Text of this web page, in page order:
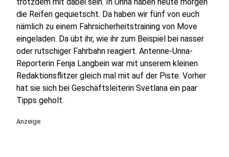
die Reifen gequietscht. Da haben wir fünf von euch
nämlich zu einem Fahrsicherheitstraining von Move
eingeladen. Da übt ihr, wie ihr zum Beispiel bei nasser
oder rutschiger Fahrbahn reagiert. Antenne-Unna-
Reporterin Fenja Langbein war mit unserem kleinen
Redaktionsflitzer gleich mal mit auf der Piste. Vorher
hat sie sich bei Geschäftsleiterin Svetlana ein paar
Tipps geholt.
Anzeige